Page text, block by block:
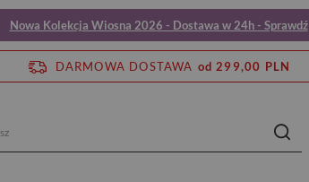
Nowa Kolekcja Wiosna 2026 - Dostawa w 24h - Sprawdź
DARMOWA DOSTAWA od 299,00 PLN